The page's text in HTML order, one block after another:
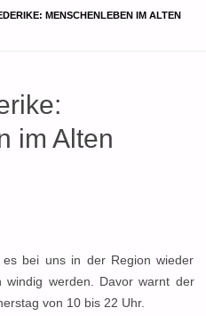
MENSCHENLEBEN IM ALTEN
im Alten
bei uns in der Region wieder
windig werden. Davor warnt der
von 10 bis 22 Uhr.